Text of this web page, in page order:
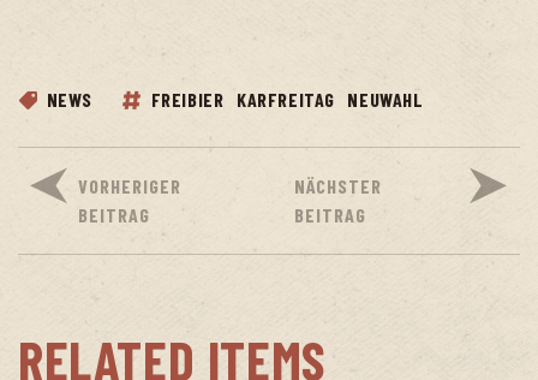
NEWS FREIBIER KARFREITAG NEUWAHL
VORHERIGER
BEITRAG
NÄCHSTER
BEITRAG
RELATED ITEMS